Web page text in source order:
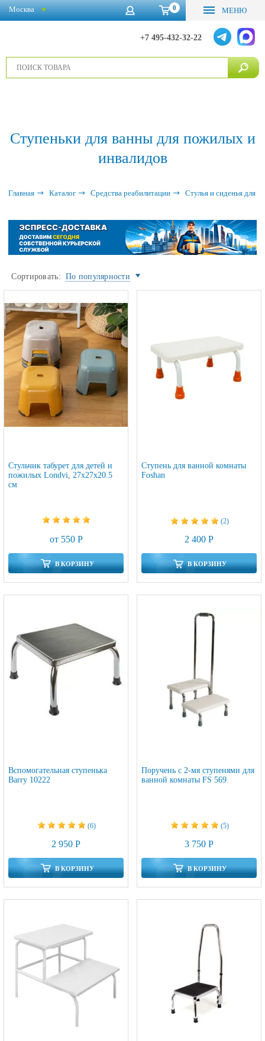
0 МЕНЮ
+7 495-432-32-22
Москва
Ступеньки для ванны для пожилых и
инвалидов
Главная Каталог Средства реабилитации Стулья и сиденья для
Сортировать: По популярности
Стульчик табурет для детей и
пожилых Londvi, 27х27х20.5
см
от 550 Р
В КОРЗИНУ
Ступень для ванной комнаты
Foshan
(2)
2 400 Р
В КОРЗИНУ
Вспомогательная ступенька
Barry 10222
(6)
2 950 Р
В КОРЗИНУ
Поручень с 2-мя ступенями для
ванной комнаты FS 569
(5)
3 750 Р
В КОРЗИНУ